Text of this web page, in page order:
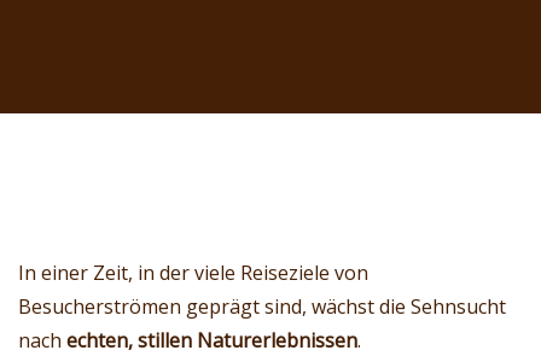
In einer Zeit, in der viele Reiseziele von
Besucherströmen geprägt sind, wächst die Sehnsucht
nach echten, stillen Naturerlebnissen.